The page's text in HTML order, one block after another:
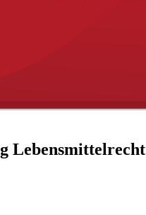
Lebensmittelrecht